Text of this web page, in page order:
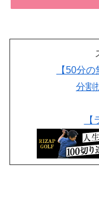
【50分
分割